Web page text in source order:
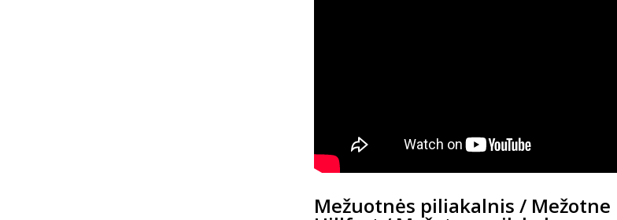
Mežuotnės piliakalnis / Mežotne